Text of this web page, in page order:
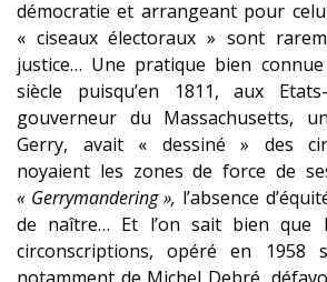
démocratie et arrangeant pour
« ciseaux électoraux » sont
justice… Une pratique bien connue
siècle puisqu’en 1811, aux
gouverneur du Massachusetts,
Gerry, avait « dessiné » des
noyaient les zones de force de
« Gerrymandering », l’absence
de naître… Et l’on sait bien que
circonscriptions, opéré en 1958